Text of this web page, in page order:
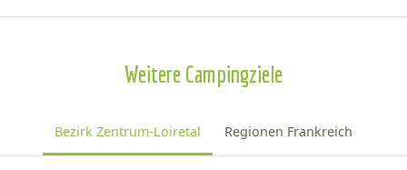
Weitere Campingziele
Bezirk Zentrum-Loiretal Regionen Frankreich